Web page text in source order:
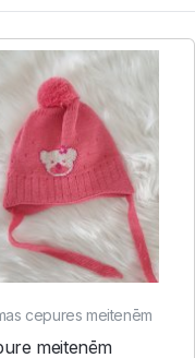
cepures meitenēm
meitenēm